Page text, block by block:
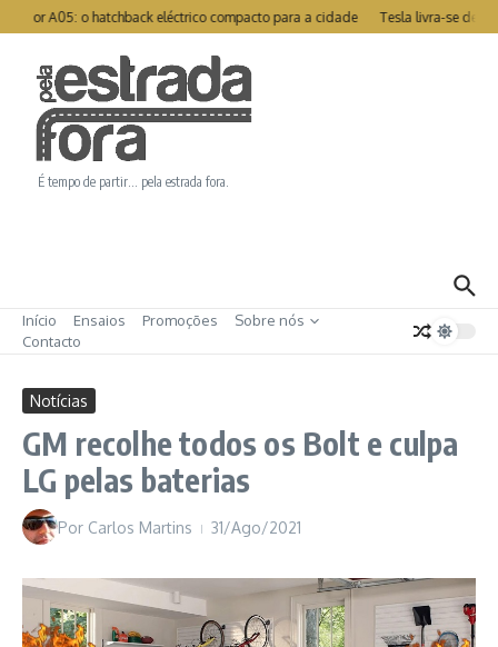
Ir para o conteúdo
A05: o hatchback eléctrico compacto para a cidade Tesla livra-se de
É tempo de partir… pela estrada fora.
Início Ensaios Promoções
Sobre nós
Contacto
Notícias
GM recolhe todos os Bolt e culpa
LG pelas baterias
Por Carlos Martins 31/Ago/2021